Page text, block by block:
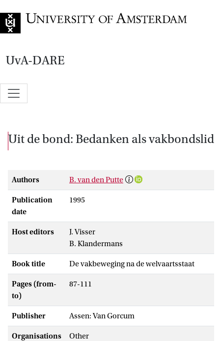
UvA-DARE
Uit de bond: Bedanken als vakbondslid
Authors B. van den Putte
Publication
date
1995
Host editors
J. Visser
B. Klandermans
Book title De vakbeweging na de welvaartsstaat
Pages (from-
to)
87-111
Publisher Assen: Van Gorcum
Organisations Other